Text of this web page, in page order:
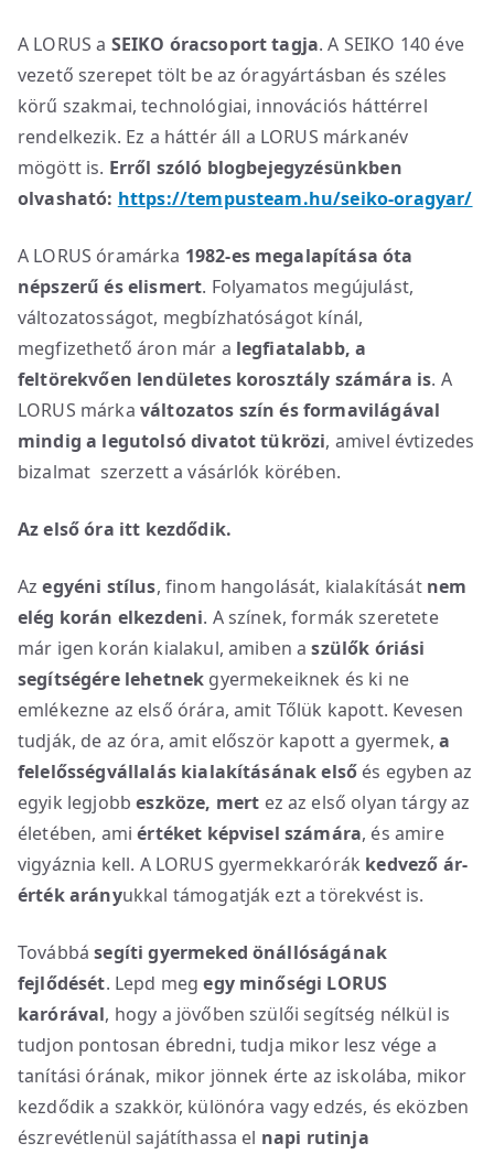
A LORUS a SEIKO óracsoport tagja. A SEIKO 140 éve
vezető szerepet tölt be az óragyártásban és széles
körű szakmai, technológiai, innovációs háttérrel
rendelkezik. Ez a háttér áll a LORUS márkanév
mögött is. Erről szóló blogbejegyzésünkben
olvasható: https://tempusteam.hu/seiko-oragyar/
A LORUS óramárka 1982-es megalapítása óta
népszerű és elismert. Folyamatos megújulást,
változatosságot, megbízhatóságot kínál,
megfizethető áron már a legfiatalabb, a
feltörekvően lendületes korosztály számára is. A
LORUS márka változatos szín és formavilágával
mindig a legutolsó divatot tükrözi, amivel évtizedes
bizalmat szerzett a vásárlók körében.
Az első óra itt kezdődik.
Azegyéni stílus, finom hangolását, kialakítását nem
elég korán elkezdeni. A színek, formák szeretete
már igen korán kialakul, amiben aszülők óriási
segítségére lehetnek gyermekeiknek és ki ne
emlékezne az első órára, amit Tőlük kapott. Kevesen
tudják, de az óra, amit először kapott a gyermek,a
felelősségvállalás kialakításának első és egyben az
egyik legjobbeszköze, mert ez az első olyan tárgy az
életében, amiértéket képvisel számára, és amire
vigyáznia kell. A LORUS gyermekkarórák kedvező ár-
érték arányukkal támogatják ezt a törekvést is.
Továbbásegíti gyermeked önállóságának
fejlődését. Lepd megegy minőségi LORUS
karórával, hogy a jövőben szülői segítség nélkül is
tudjon pontosan ébredni, tudja mikor lesz vége a
tanítási órának, mikor jönnek érte az iskolába, mikor
kezdődik a szakkör, különóra vagy edzés, és eközben
észrevétlenül sajátíthassa el napi rutinja